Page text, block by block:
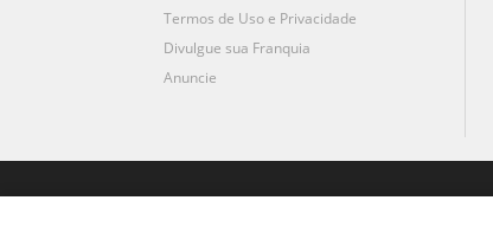
Termos de Uso e Privacidade
Divulgue sua Franquia
Anuncie